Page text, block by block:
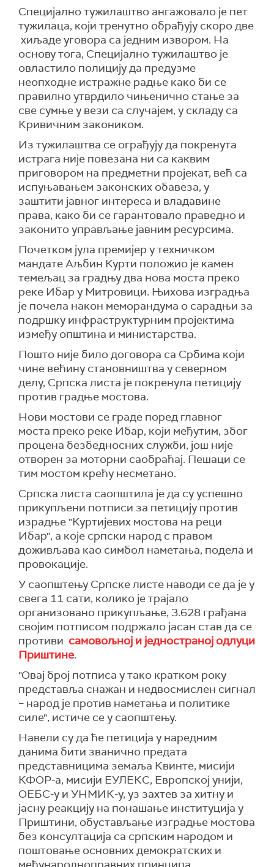
Специјално тужилаштво ангажовало је пет
тужилаца, који тренутно обрађују скоро две
хиљаде уговора са једним извором. На
основу тога, Специјално тужилаштво је
овластило полицију да предузме
неопходне истражне радње како би се
правилно утврдило чињенично стање за
све сумње у вези са случајем, у складу са
Кривичним закоником.
Из тужилаштва се ограђују да покренута
истрага није повезана ни са каквим
приговором на предметни пројекат, већ са
испуњавањем законских обавеза, у
заштити јавног интереса и владавине
права, како би се гарантовало праведно и
законито управљање јавним ресурсима.
Почетком јула премијер у техничком
мандате Аљбин Курти положио је камен
темељац за градњу два нова моста преко
реке Ибар у Митровици. Њихова изградња
је почела након меморандума о сарадњи за
подршку инфраструктурним пројектима
између општина и министарства.
Пошто није било договора са Србима који
чине већину становништва у северном
делу, Српска листа је покренула петицију
против градње мостова.
Нови мостови се граде поред главног
моста преко реке Ибар, који међутим, због
процена безбедносних служби, још није
отворен за моторни саобраћај. Пешаци се
тим мостом крећу несметано.
Српска листа саопштила је да су успешно
прикупљени потписи за петицију против
израдње "Куртијевих мостова на реци
Ибар", а које српски народ с правом
доживљава као симбол наметања, подела и
провокације.
У саопштењу Српске листе наводи се да је у
свега 11 сати, колико је трајало
организовано прикупљање, 3.628 грађана
својим потписом подржало јасан став да се
противи самовољној и једностраној одлуци
Приштине.
"Овај број потписа у тако кратком року
представља снажан и недвосмислен сигнал
– народ је против наметања и политике
силе", истиче се у саопштењу.
Навели су да ће петиција у наредним
данима бити званично предата
представницима земаља Квинте, мисији
КФОР-а, мисији ЕУЛЕКС, Европској унији,
ОЕБС-у и УНМИК-у, уз захтев за хитну и
јасну реакцију на понашање институција у
Приштини, обустављање изградње мостова
без консултација са српским народом и
поштовање основних демократских и